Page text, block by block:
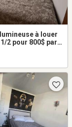
à louer
2 pour 800$ par